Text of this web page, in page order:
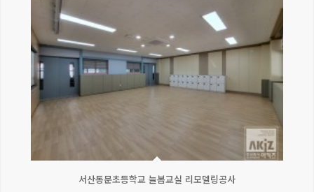
서산동문초등학교 늘봄교실 리모델링공사